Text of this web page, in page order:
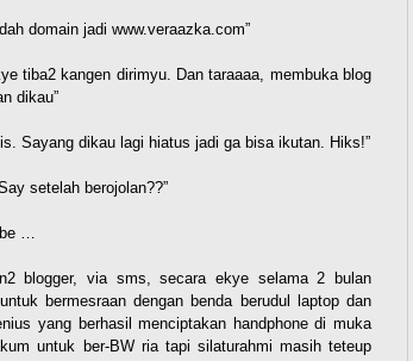
domain jadi www.veraazka.com”
tiba2 kangen dirimyu. Dan taraaaa, membuka blog
dikau”
Sayang dikau lagi hiatus jadi ga bisa ikutan. Hiks!”
setelah berojolan??”
…
blogger, via sms, secara ekye selama 2 bulan
bermesraan dengan benda berudul laptop dan
yang berhasil menciptakan handphone di muka
untuk ber-BW ria tapi silaturahmi masih teteup